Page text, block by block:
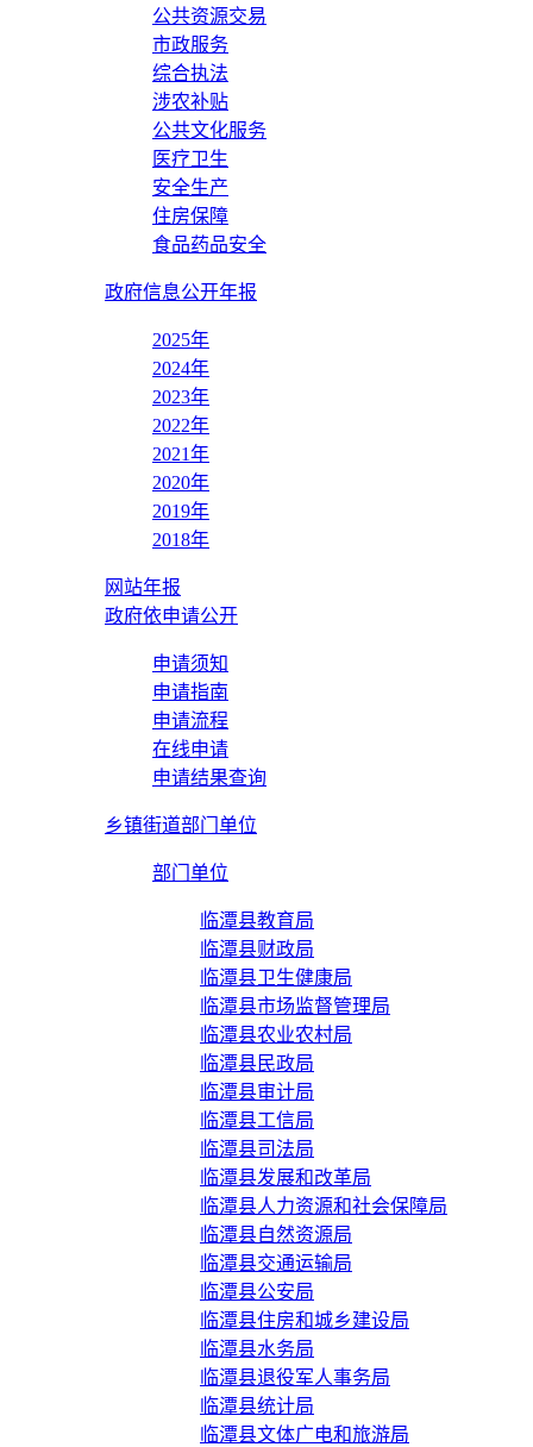
公共资源交易
市政服务
综合执法
涉农补贴
公共文化服务
医疗卫生
安全生产
住房保障
食品药品安全
政府信息公开年报
2025年
2024年
2023年
2022年
2021年
2020年
2019年
2018年
网站年报
政府依申请公开
申请须知
申请指南
申请流程
在线申请
申请结果查询
乡镇街道部门单位
部门单位
临潭县教育局
临潭县财政局
临潭县卫生健康局
临潭县市场监督管理局
临潭县农业农村局
临潭县民政局
临潭县审计局
临潭县工信局
临潭县司法局
临潭县发展和改革局
临潭县人力资源和社会保障局
临潭县自然资源局
临潭县交通运输局
临潭县公安局
临潭县住房和城乡建设局
临潭县水务局
临潭县退役军人事务局
临潭县统计局
临潭县文体广电和旅游局